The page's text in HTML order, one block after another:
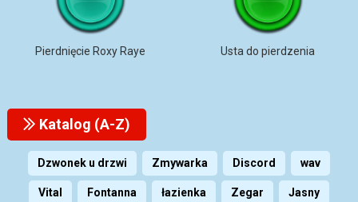
Pierdnięcie Roxy Raye Usta do pierdzenia
Katalog (A-Z)
Dzwonek u drzwi Zmywarka Discord wav
Vital Fontanna łazienka Zegar Jasny